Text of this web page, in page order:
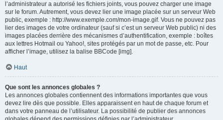
l’administrateur a autorisé les fichiers joints, vous pouvez charger une image
sur le forum. Autrement, vous devez lier une image placée sur un serveur Web
public, exemple : http://www.exemple.com/mon-image.gif. Vous ne pouvez pas
lier des images de votre ordinateur (sauf si c’est un serveur Web public) ni des
images placées derrière des mécanismes d’authentification, exemple : boîtes
aux lettres Hotmail ou Yahoo!, sites protégés par un mot de passe, etc. Pour
afficher l’image, utilisez la balise BBCode [img].
Haut
Que sont les annonces globales ?
Les annonces globales contiennent des informations importantes que vous
devez lire dès que possible. Elles apparaissent en haut de chaque forum et
dans votre panneau de l’utilisateur. La possibilité de publier des annonces